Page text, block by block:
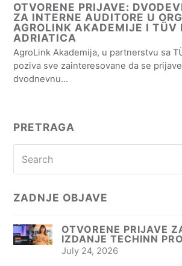
OTVORENE PRIJAVE:
ZA INTERNE AUDITORE U
AGROLINK AKADEMIJE I TÜV
ADRIATICA
AgroLink Akademija, u partnerstvu sa
poziva sve zainteresovane da se
dvodnevnu…
PRETRAGA
ZADNJE OBJAVE
OTVORENE PRIJAVE
IZDANJE TECHINN
July 24, 2026